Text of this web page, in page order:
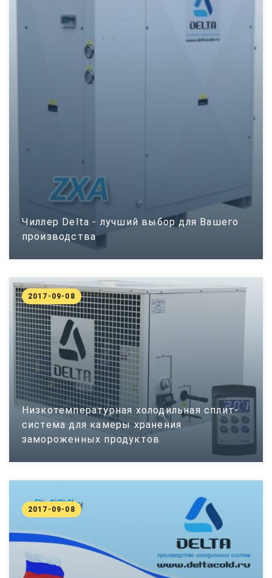
Чиллер Delta - лучший выбор для Вашего
производства
Низкотемпературная холодильная сплит-
система для камеры хранения
замороженных продуктов
2017-09-08
2017-09-08